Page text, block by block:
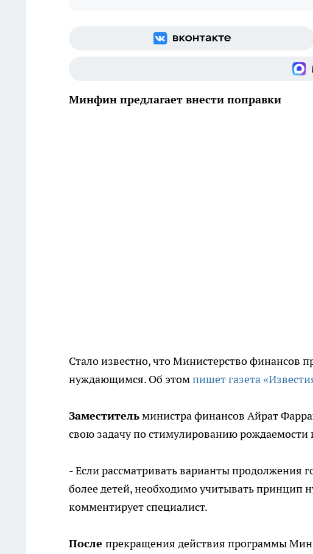
Минфин предлагает внести поправки
Стало известно, что Министерство финансов
нуждающимся. Об этомпишет газета
Заместительминистра финансов Айрат
свою задачу по стимулированию рождаемости
- Если рассматривать варианты продолжения
более детей, необходимо учитывать принцип
комментирует специалист.
После прекращения действия программы